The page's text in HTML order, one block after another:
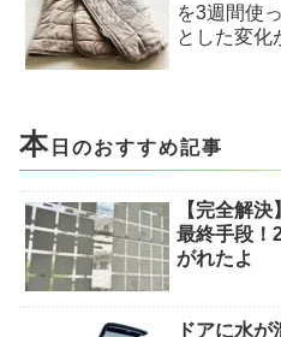
を3週間使
とした変化
本 日のおすすめ記事
【完全解
最終手段！
がれたよ
ドアに水